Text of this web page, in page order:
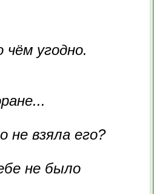
чём угодно.
не взяла его?
не было